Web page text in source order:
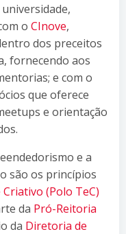
o CInove,
dos preceitos
fornecendo aos
e com o
que oferece
e orientação
e a
são os princípios
(Polo TeC)
da Pró-Reitoria
da Diretoria de